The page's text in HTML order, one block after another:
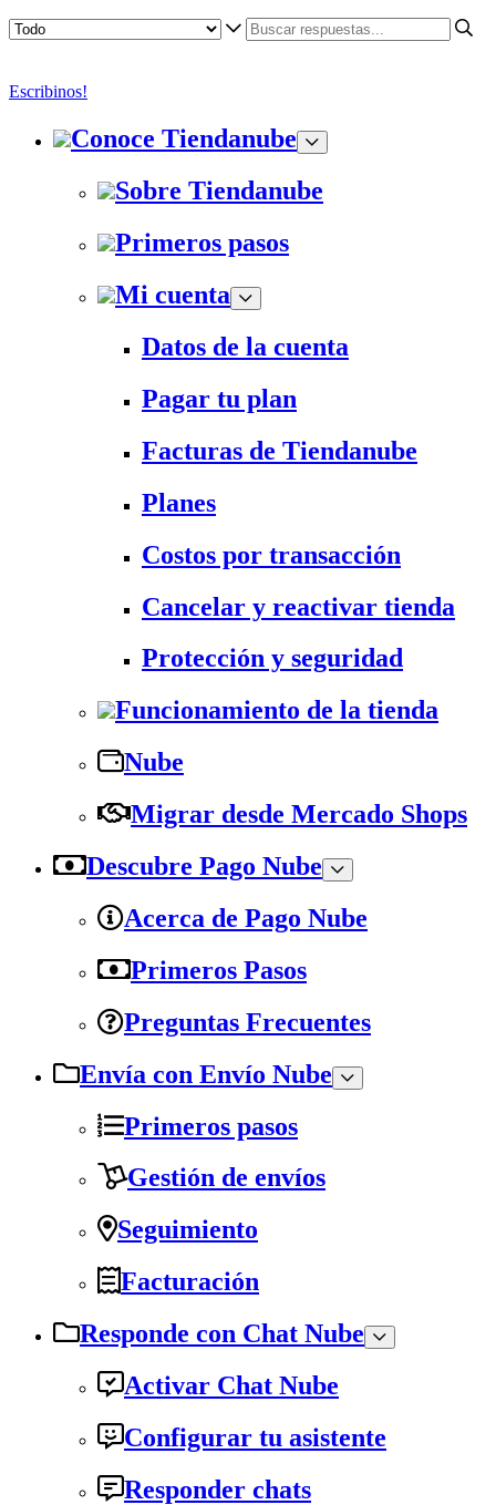
Escribinos!
Conoce Tiendanube
Sobre Tiendanube
Primeros pasos
Mi cuenta
Datos de la cuenta
Pagar tu plan
Facturas de Tiendanube
Planes
Costos por transacción
Cancelar y reactivar tienda
Protección y seguridad
Funcionamiento de la tienda
Nube
Migrar desde Mercado Shops
Descubre Pago Nube
Acerca de Pago Nube
Primeros Pasos
Preguntas Frecuentes
Envía con Envío Nube
Primeros pasos
Gestión de envíos
Seguimiento
Facturación
Responde con Chat Nube
Activar Chat Nube
Configurar tu asistente
Responder chats